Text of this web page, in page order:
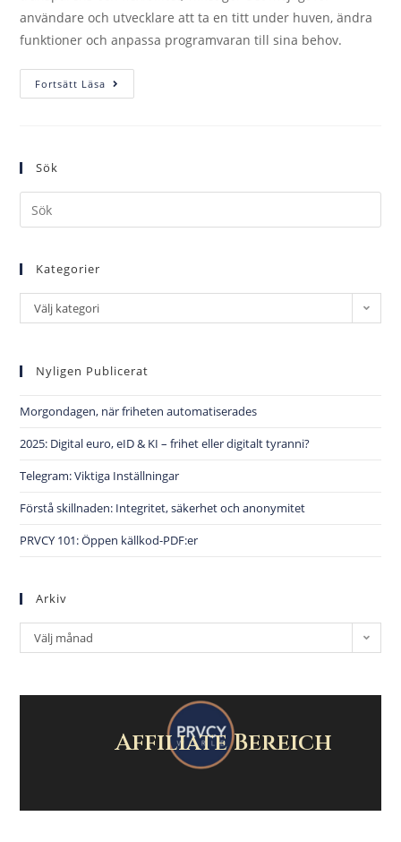
användare och utvecklare att ta en titt under huven, ändra
funktioner och anpassa programvaran till sina behov.
Fortsätt Läsa
Sök
Kategorier
Välj kategori
Nyligen Publicerat
Morgondagen, när friheten automatiserades
2025: Digital euro, eID & KI – frihet eller digitalt tyranni?
Telegram: Viktiga Inställningar
Förstå skillnaden: Integritet, säkerhet och anonymitet
PRVCY 101: Öppen källkod-PDF:er
Arkiv
Välj månad
Affiliate Bereich